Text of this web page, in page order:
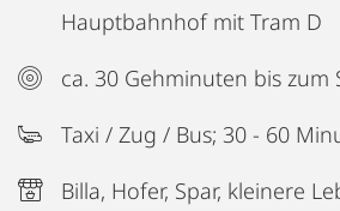
Hauptbahnhof mit Tram D
ca. 30 Gehminuten bis zum
Taxi / Zug / Bus; 30 - 60
Billa, Hofer, Spar, kleinere